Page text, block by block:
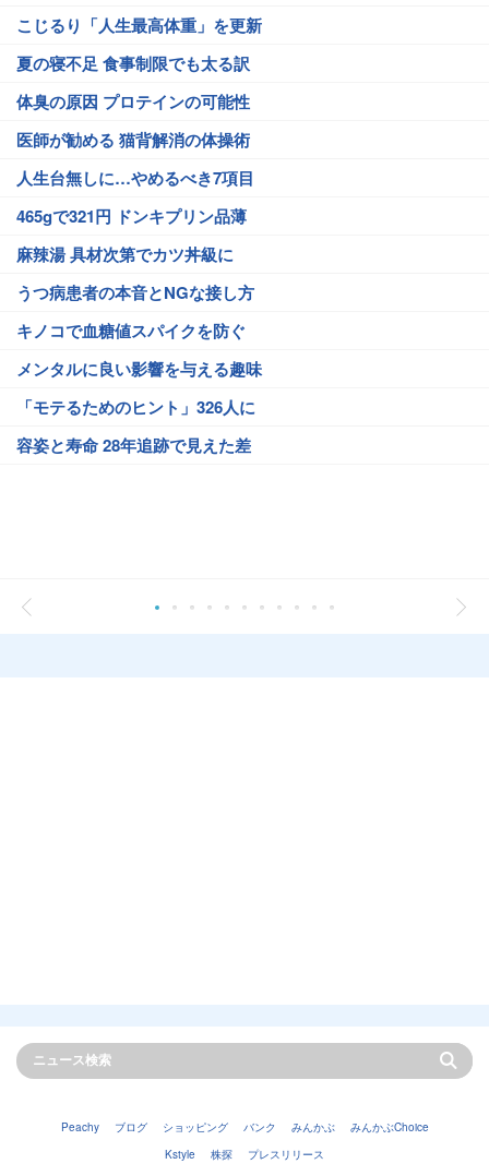
こじるり「人生最高体重」を更新
夏の寝不足 食事制限でも太る訳
体臭の原因 プロテインの可能性
医師が勧める 猫背解消の体操術
人生台無しに…やめるべき7項目
465gで321円 ドンキプリン品薄
麻辣湯 具材次第でカツ丼級に
うつ病患者の本音とNGな接し方
キノコで血糖値スパイクを防ぐ
メンタルに良い影響を与える趣味
「モテるためのヒント」326人に
容姿と寿命 28年追跡で見えた差
Peachy ブログ ショッピング バンク みんかぶ
みんかぶChoice
Kstyle
株探 プレスリリース